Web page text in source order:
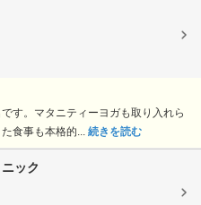
す。マタニティーヨガも取り入れら
食事も本格的... 続きを読む
ック